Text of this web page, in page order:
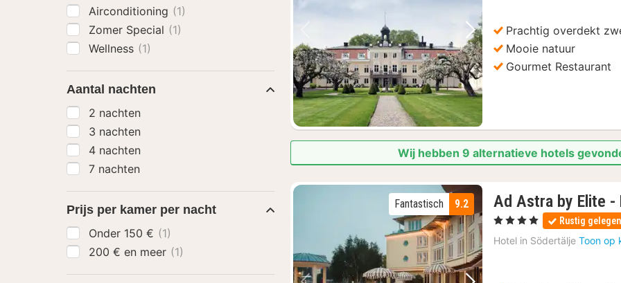
Vorige foto Volgende foto
Prachtig overdekt
Mooie natuur
Gourmet Restaurant
Wij hebben 9 alternatieve hotels
9.2
Fantastisch Ad Astra by Elite -
, 4 Sterren Rustig gelegen
Hotel in Södertälje Toon op
Airconditioning (1)
Zomer Special (1)
Wellness (1)
Aantal nachten
2 nachten
3 nachten
4 nachten
7 nachten
Prijs per kamer per nacht
Onder 150 € (1)
200 € en meer (1)